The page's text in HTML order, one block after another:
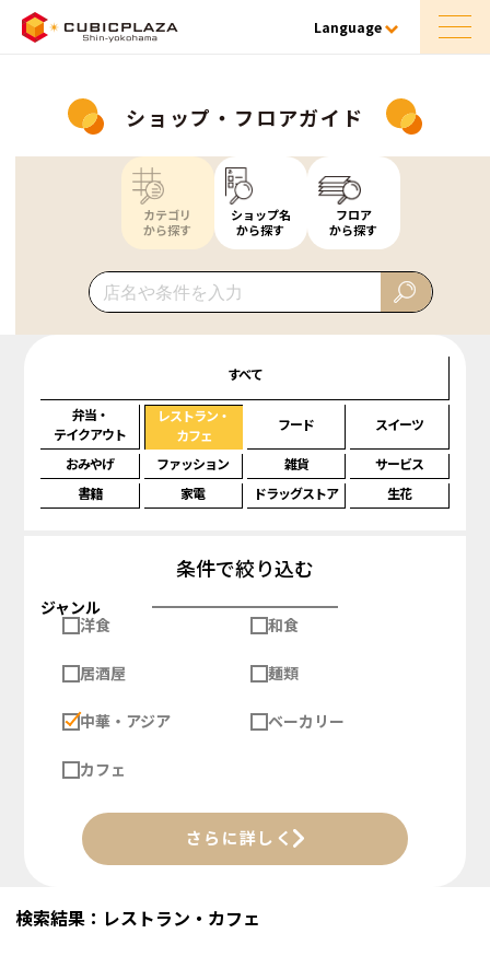
Language
ショップ・フロアガイド
カテゴリ
から探す
ショップ名
から探す
フロア
から探す
すべて
弁当・
テイクアウト
レストラン・
カフェ
フード スイーツ
おみやげ ファッション 雑貨
サービス
書籍
家電 ドラッグストア 生花
条件で絞り込む
ジャンル
洋食
和食
居酒屋 麺類
中華・アジア ベーカリー
カフェ
さらに詳しく
検索結果：レストラン・カフェ